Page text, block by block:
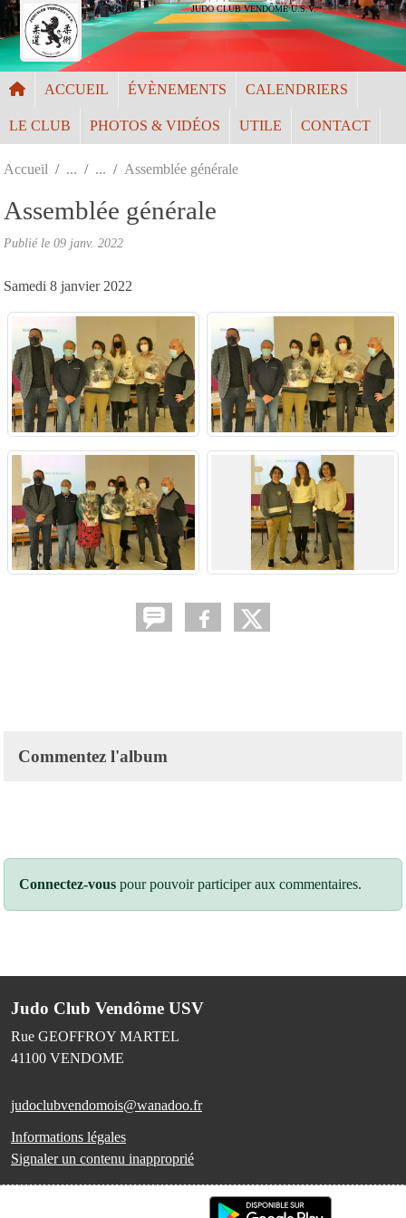
JUDO CLUB VENDÔME U.S.V.
ACCUEIL ÉVÈNEMENTS CALENDRIERS
LE CLUB PHOTOS & VIDÉOS UTILE CONTACT
Accueil Assemblée générale
Assemblée générale
Publié le 09 janv. 2022
Samedi 8 janvier 2022
Commentez l'album
Connectez-vous pour pouvoir participer aux commentaires.
Judo Club Vendôme USV
Rue GEOFFROY MARTEL
41100 VENDOME
judoclubvendomois@wanadoo.fr
Informations légales
Signaler un contenu inapproprié
Panneau de gestion des cookies